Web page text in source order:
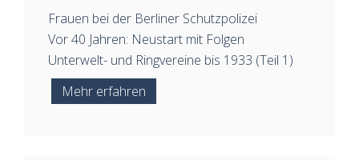
Frauen bei der Berliner Schutzpolizei
Vor 40 Jahren: Neustart mit Folgen
Unterwelt- und Ringvereine bis 1933 (Teil 1)
Mehr erfahren